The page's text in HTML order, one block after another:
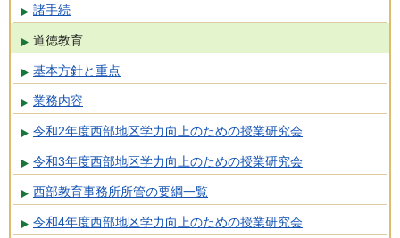
諸手続
道徳教育
基本方針と重点
業務内容
令和2年度西部地区学力向上のための授業研究会
令和3年度西部地区学力向上のための授業研究会
西部教育事務所所管の要綱一覧
令和4年度西部地区学力向上のための授業研究会